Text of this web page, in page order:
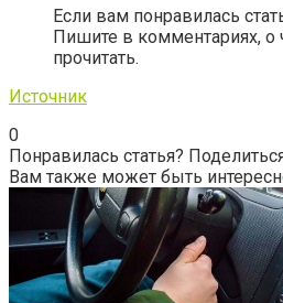
Если вам понравилась
Пишите в комментариях, о
прочитать.
Источник
0
Понравилась статья?
Вам также может быть